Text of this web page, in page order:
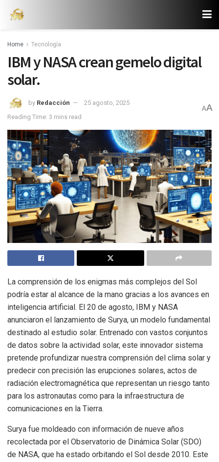
Home Tecnología
IBM y NASA crean gemelo digital
solar.
by Redacción
25 agosto, 2025
Reading Time: 3 mins read
AA
La comprensión de los enigmas más complejos del Sol
podría estar al alcance de la mano gracias a los avances en
inteligencia artificial. El 20 de agosto, IBM y NASA
anunciaron el lanzamiento de Surya, un modelo fundamental
destinado al estudio solar. Entrenado con vastos conjuntos
de datos sobre la actividad solar, este innovador sistema
pretende profundizar nuestra comprensión del clima solar y
predecir con precisión las erupciones solares, actos de
radiación electromagnética que representan un riesgo tanto
para los astronautas como para la infraestructura de
comunicaciones en la Tierra.
Surya fue moldeado con información de nueve años
recolectada por el Observatorio de Dinámica Solar (SDO)
de NASA, que ha estado orbitando el Sol desde 2010. Este